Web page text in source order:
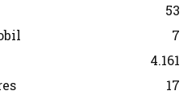
53
7
4.161
17